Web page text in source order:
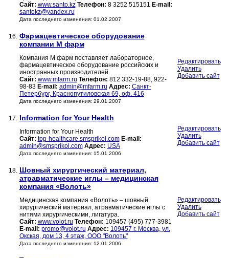
Сайт: www.santo.kz Телефон: 8 3252 515151 E-mail:
santokz@yandex.ru
Дата последнего изменения: 01.02.2007
16. Фармацевтическое оборудование
компании М фарм
Компания М фарм поставляет лабораторное,
фармацевтическое оборудование российских и
иностранных производителей.
Сайт: www.mfarm.ru Телефон: 812 332-19-88, 922-
98-83 E-mail: admin@mfarm.ru Адрес: Санкт-
Петербург, Краснопутиловская 69, оф. 416
Дата последнего изменения: 29.01.2007
Редактировать
Удалить
Добавить сайт
17. Information for Your Health
Information for Your Health
Сайт: top-healthcare.smsprikol.com E-mail:
admin@smsprikol.com Адрес: USA
Дата последнего изменения: 15.01.2006
Редактировать
Удалить
Добавить сайт
18. Шовный хирургический материал,
атравматические иглы – медицинская
компания «Волоть»
Медицинская компания «Волоть» – шовный
хирургический материал, атравматические иглы с
нитями хирургическими, лигатура.
Сайт: www.volot.ru Телефон: 109457 (495) 777-3981
E-mail: promo@volot.ru Адрес: 109457 г. Москва, ул.
Окская, дом 13, 4 этаж, ООО "Волоть"
Дата последнего изменения: 12.01.2006
Редактировать
Удалить
Добавить сайт